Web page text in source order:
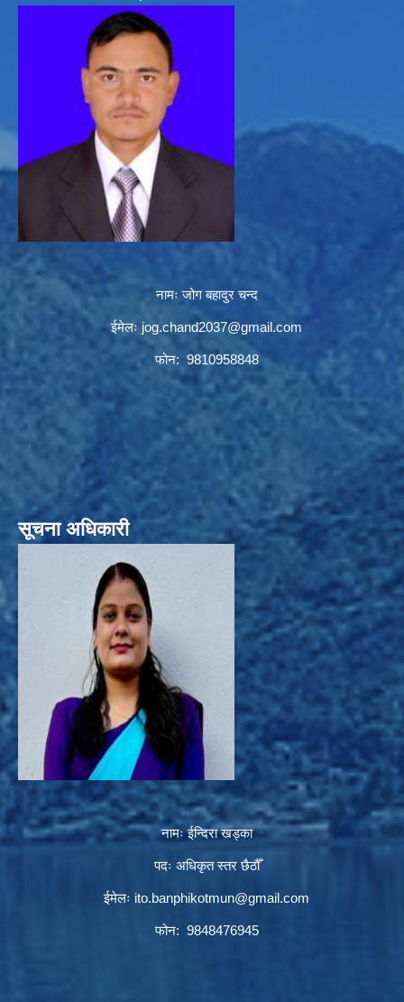
नामः जोग बहादुर चन्द
ईमेलः jog.chand2037@gmail.com
फोन: 9810958848
सूचना अधिकारी
नामः ईन्दिरा खड्का
पदः अधिकृत स्तर छैठौँ
ईमेलः ito.banphikotmun@gmail.com
फोन: 9848476945